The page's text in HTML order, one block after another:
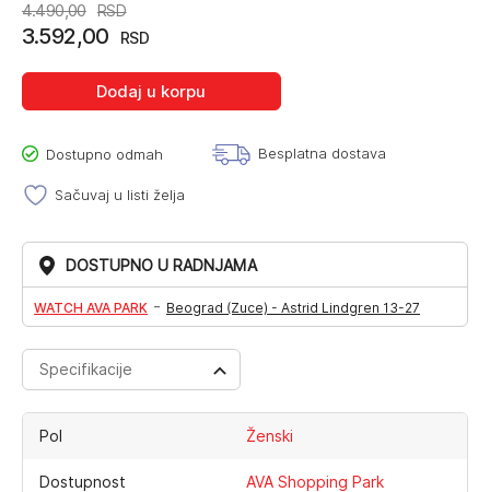
4.490,00 RSD
Originalna
cena
je
bila:
3.592,00 RSD
Trenutna
cena
je:
3.592,00RSD.
Dodaj u korpu
Dostupno odmah Besplatna dostava
Sačuvaj u listi želja
DOSTUPNO U RADNJAMA
WATCH AVA PARK - Beograd (Zuce) - Astrid Lindgren 13-27
Specifikacije
Pol Ženski
Dostupnost AVA Shopping Park